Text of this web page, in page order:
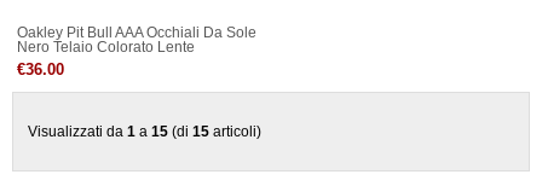
Oakley Pit Bull AAA Occhiali Da Sole
Nero Telaio Colorato Lente
€36.00
Visualizzati da 1 a 15 (di 15 articoli)